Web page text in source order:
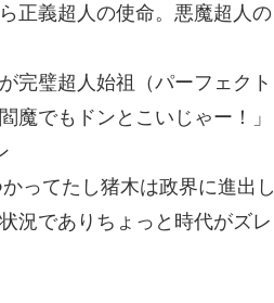
正義超人の使命。悪魔超人の
完璧超人始祖（パーフェクト
魔でもドンとこいじゃー！」
ってたし猪木は政界に進出し
況でありちょっと時代がズレ